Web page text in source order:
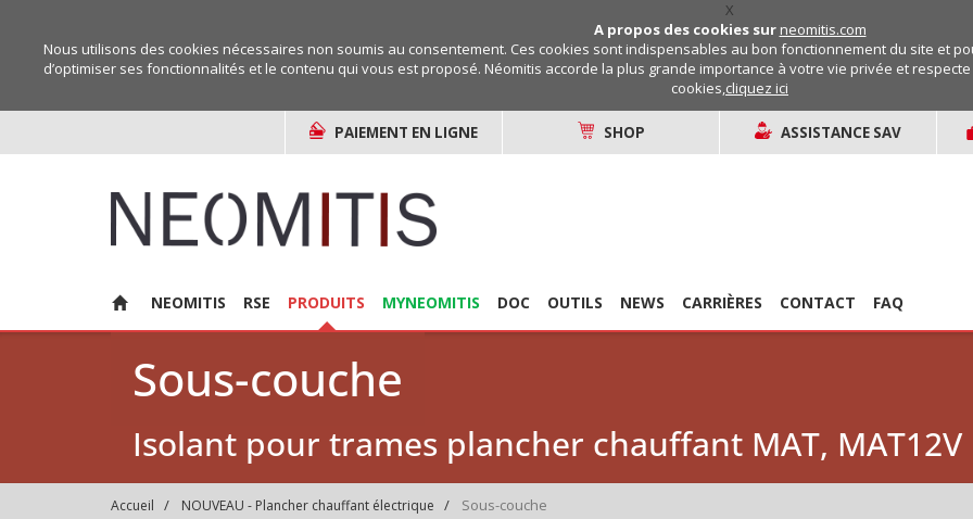
X
A propos des cookies sur neomitis.com
Nous utilisons des cookies nécessaires non soumis au consentement. Ces cookies sont indispensables au bon fonctionnement du site et
d’optimiser ses fonctionnalités et le contenu qui vous est proposé. Néomitis accorde la plus grande importance à votre vie privée et
cookies,cliquez ici
PAIEMENT EN LIGNE SHOP ASSISTANCE SAV
NEOMITIS RSE PRODUITS MYNEOMITIS DOC OUTILS NEWS CARRIÈRES CONTACT FAQ
Sous-couche
Isolant pour trames plancher chauffant MAT, MAT12V
Accueil NOUVEAU - Plancher chauffant électrique Sous-couche